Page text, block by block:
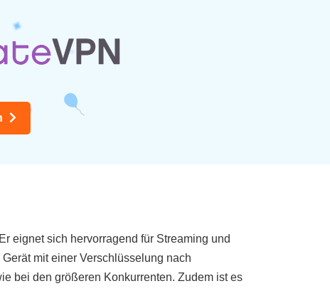
eignet sich hervorragend für Streaming und
mit einer Verschlüsselung nach
bei den größeren Konkurrenten. Zudem ist es